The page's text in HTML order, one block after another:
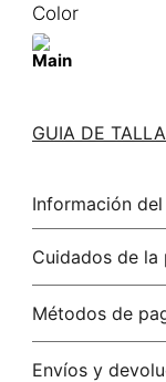
Color
GUIA DE
Información
100.00% algodón/
Cuidados de la
No remojar. no
No usar lejia
Métodos de
Tarjetas de
Envíos y